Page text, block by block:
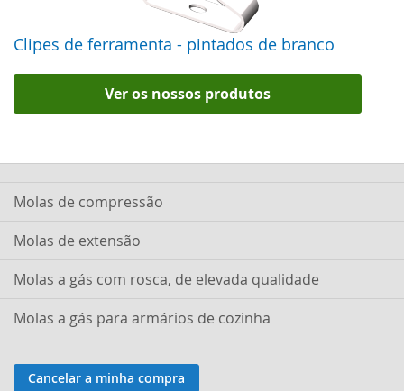
Clipes de ferramenta - pintados de branco
Ver os nossos produtos
Molas de compressão
Molas de extensão
Molas a gás com rosca, de elevada qualidade
Molas a gás para armários de cozinha
Cancelar a minha compra